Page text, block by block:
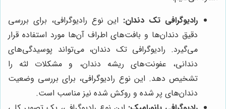
رادیوگرافی تک دندان: این نوع رادیوگرافی، برای بررسی
دقیق دندان‌ها و بافت‌های اطراف آن‌ها مورد استفاده قرار
می‌گیرد. رادیوگرافی تک دندان، می‌تواند پوسیدگی‌های
دندانی، عفونت‌های ریشه دندان، و مشکلات لثه را
تشخیص دهد. این نوع رادیوگرافی، برای بررسی وضعیت
دندان‌های پر شده و روکش شده نیز مناسب است.